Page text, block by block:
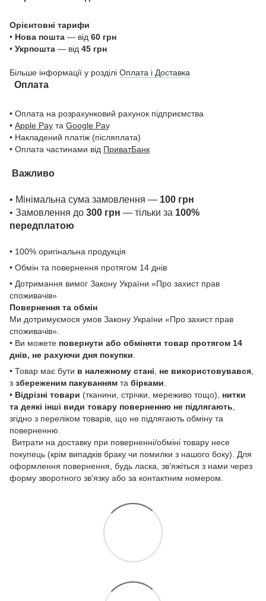
Орієнтовні тарифи
• Нова пошта — від 60 грн
• Укрпошта — від 45 грн
Більше інформації у розділі Оплата і Доставка
Оплата
• Оплата на розрахунковий рахунок підприємства
• Apple Pay та Google Pay
• Накладений платіж (післяплата)
• Оплата частинами від ПриватБанк
Важливо
• Мінімальна сума замовлення — 100 грн
• Замовлення до 300 грн — тільки за 100%
передплатою
• 100% оригінальна продукція
• Обмін та повернення протягом 14 днів
• Дотримання вимог Закону України «Про захист прав
споживачів»
Повернення та обмін
Ми дотримуємося умов Закону України «Про захист прав
споживачів».
• Ви можете повернути або обміняти товар протягом 14
днів, не рахуючи дня покупки
• Товар має бути в належному стані не використовувався
з збереженим пакуванням та бірками
• Відрізні товари (тканини, стрічки, мереживо тощо), нитки
та деякі інші види товару поверненню не підлягають
згідно з переліком товарів, що не підлягають обміну та
поверненню.
Витрати на доставку при поверненні/обміні товару несе
покупець (крім випадків браку чи помилки з нашого боку). Для
оформлення повернення, будь ласка, зв’яжіться з нами через
форму зворотного зв’язку або за контактним номером.